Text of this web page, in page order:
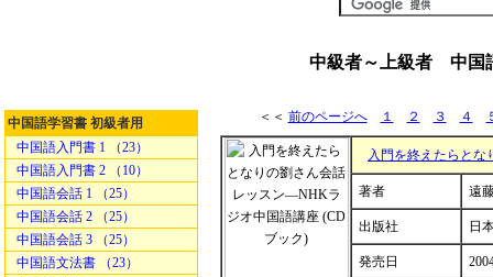
中級者～上級者 中国
中国語学習書 初級者用
中国語入門書 1 （23）
中国語入門書 2 （10）
中国語会話 1 （25）
中国語会話 2 （25）
中国語会話 3 （25）
中国語文法書 （23）
＜＜ 前のページへ １ ２ ３ ４
入門を終えたらと
著者 遠
出版社 日
発売日